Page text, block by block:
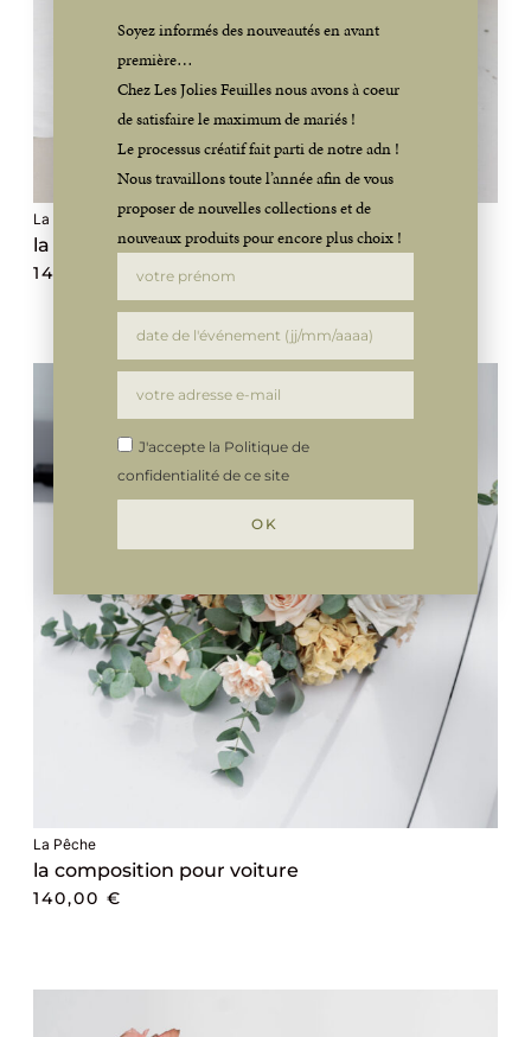
La Pêche
la composition de sol
140,00
La Pêche
la composition pour voiture
140,00 €
Soyez informés des nouveautés en avant
première…
Chez Les Jolies Feuilles nous avons à coeur
de satisfaire le maximum de mariés !
Le processus créatif fait parti de notre adn !
Nous travaillons toute l’année afin de vous
proposer de nouvelles collections et de
nouveaux produits pour encore plus choix !
J'accepte la Politique de
confidentialité de ce site
OK